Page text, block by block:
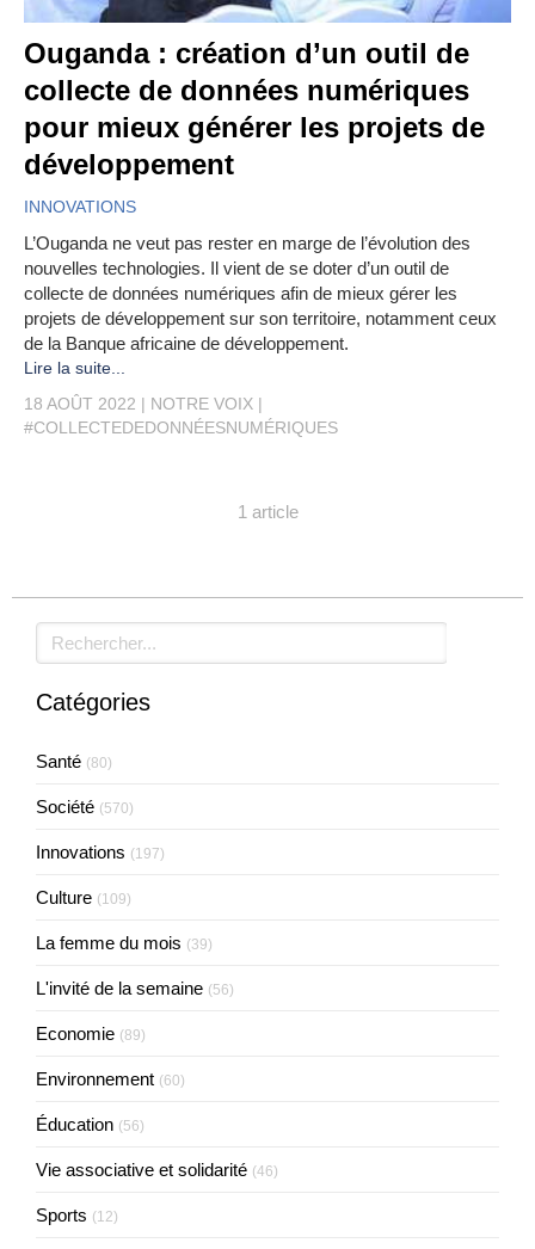
Ouganda : création d’un outil de
collecte de données numériques
pour mieux générer les projets de
développement
INNOVATIONS
L’Ouganda ne veut pas rester en marge de l’évolution des
nouvelles technologies. Il vient de se doter d’un outil de
collecte de données numériques afin de mieux gérer les
projets de développement sur son territoire, notamment ceux
de la Banque africaine de développement.
Lire la suite...
18 AOÛT 2022
NOTRE VOIX
#COLLECTEDEDONNÉESNUMÉRIQUES
1 article
Rechercher
Catégories
Santé (80)
Société (570)
Innovations (197)
Culture (109)
La femme du mois (39)
L'invité de la semaine (56)
Economie (89)
Environnement (60)
Éducation (56)
Vie associative et solidarité (46)
Sports (12)